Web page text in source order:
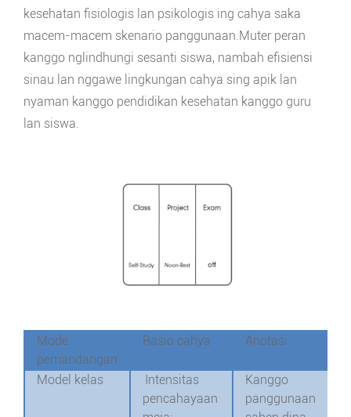
kesehatan fisiologis lan psikologis ing cahya saka
macem-macem skenario panggunaan.Muter peran
kanggo nglindhungi sesanti siswa, nambah efisiensi
sinau lan nggawe lingkungan cahya sing apik lan
nyaman kanggo pendidikan kesehatan kanggo guru
lan siswa.
Mode
pemandangan
Rasio cahya Anotasi
Model kelas
Intensitas
pencahayaan
Kanggo
panggunaan